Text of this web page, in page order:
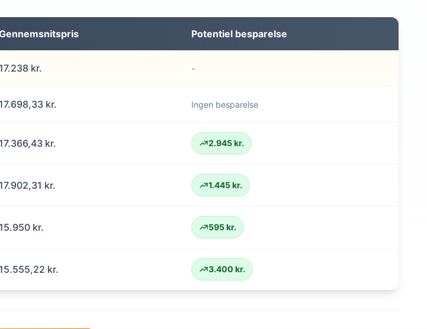
Potentiel besparelse
17.238 kr. -
17.698,33 kr. Ingen besparelse
17.366,43 kr. 2.945 kr.
17.902,31 kr. 1.445 kr.
15.950 kr. 595 kr.
15.555,22 kr. 3.400 kr.